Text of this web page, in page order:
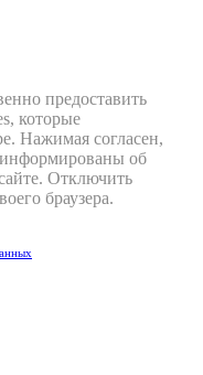
предоставить
которые
Нажимая согласен,
об
Отключить
браузера.